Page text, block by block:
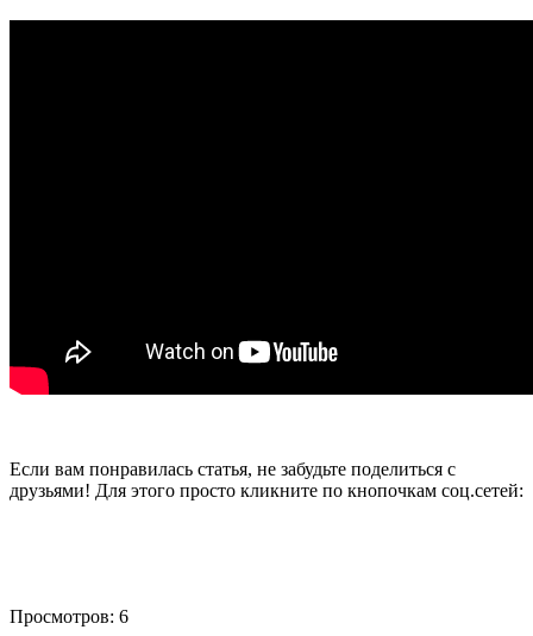
Если вам понравилась статья, не забудьте поделиться с
друзьями! Для этого просто кликните по кнопочкам соц.сетей:
Просмотров: 6